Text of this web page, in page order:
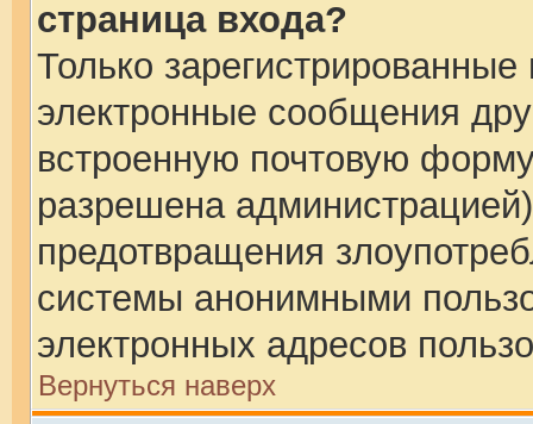
страница входа?
Только зарегистрированные
электронные сообщения
встроенную почтовую
разрешена
предотвращения
системы анонимными
электронных адресов
Вернуться наверх